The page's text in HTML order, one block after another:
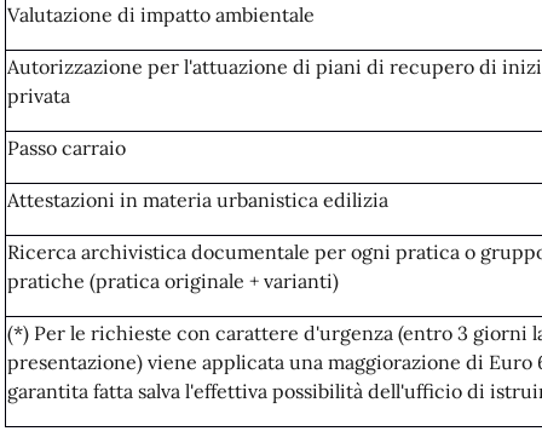
Valutazione di impatto ambientale
Autorizzazione per l'attuazione di piani di recupero di
privata
Passo carraio
Attestazioni in materia urbanistica edilizia
Ricerca archivistica documentale per ogni pratica o
pratiche (pratica originale + varianti)
(*) Per le richieste con carattere d'urgenza (entro 3 giorni
presentazione) viene applicata una maggiorazione di Euro
garantita fatta salva l'effettiva possibilità dell'ufficio di